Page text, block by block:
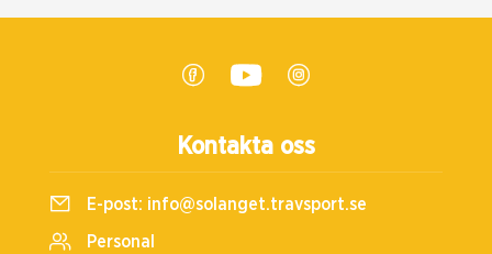
Kontakta oss
E-post: info@solanget.travsport.se
Personal